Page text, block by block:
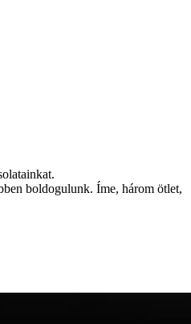
boldogulunk. Íme, három ötlet,